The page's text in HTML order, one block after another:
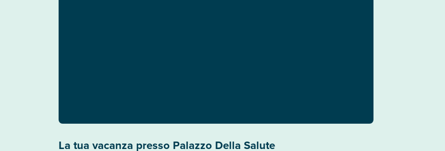
La tua vacanza presso Palazzo Della Salute